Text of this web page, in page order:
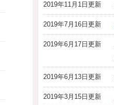
2019年11月1日更新
2019年7月16日更新
2019年6月17日更新
2019年6月13日更新
2019年3月15日更新